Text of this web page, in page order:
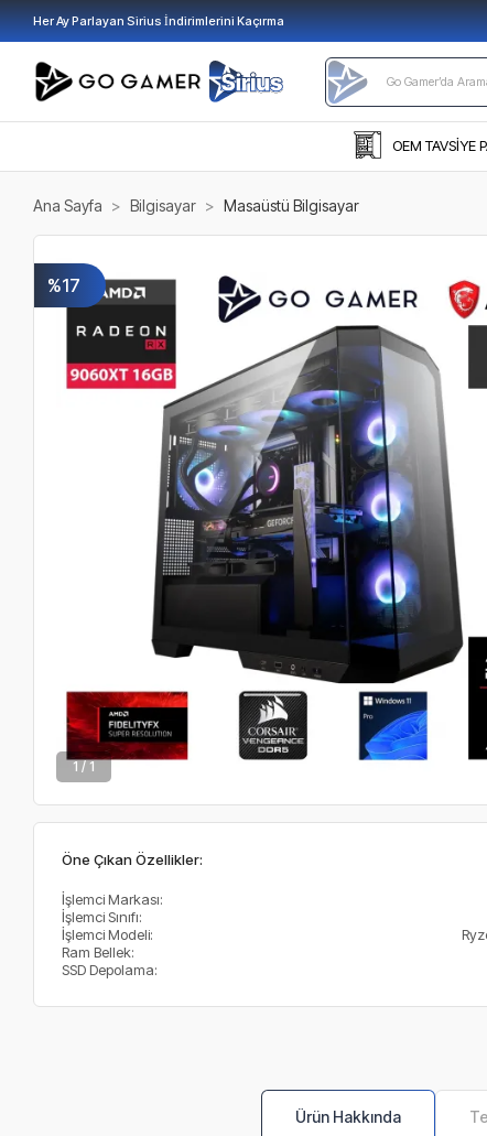
Her Ay Parlayan Sirius İndirimlerini Kaçırma
OEM TAVSİYE
Ana Sayfa Bilgisayar Masaüstü Bilgisayar
%17
1 / 1
Öne Çıkan Özellikler:
İşlemci Markası:
İşlemci Sınıfı:
İşlemci Modeli:
Ram Bellek:
SSD Depolama:
Ürün Hakkında